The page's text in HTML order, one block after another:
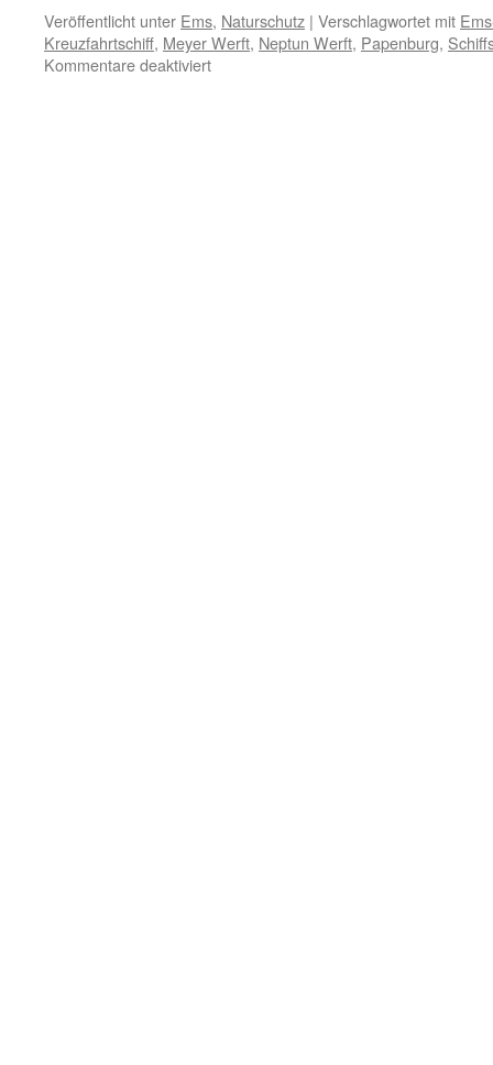
Veröffentlicht unter Ems, Naturschutz | Verschlagwortet mit
Kreuzfahrtschiff, Meyer Werft, Neptun Werft, Papenburg,
Kommentare deaktiviertfür